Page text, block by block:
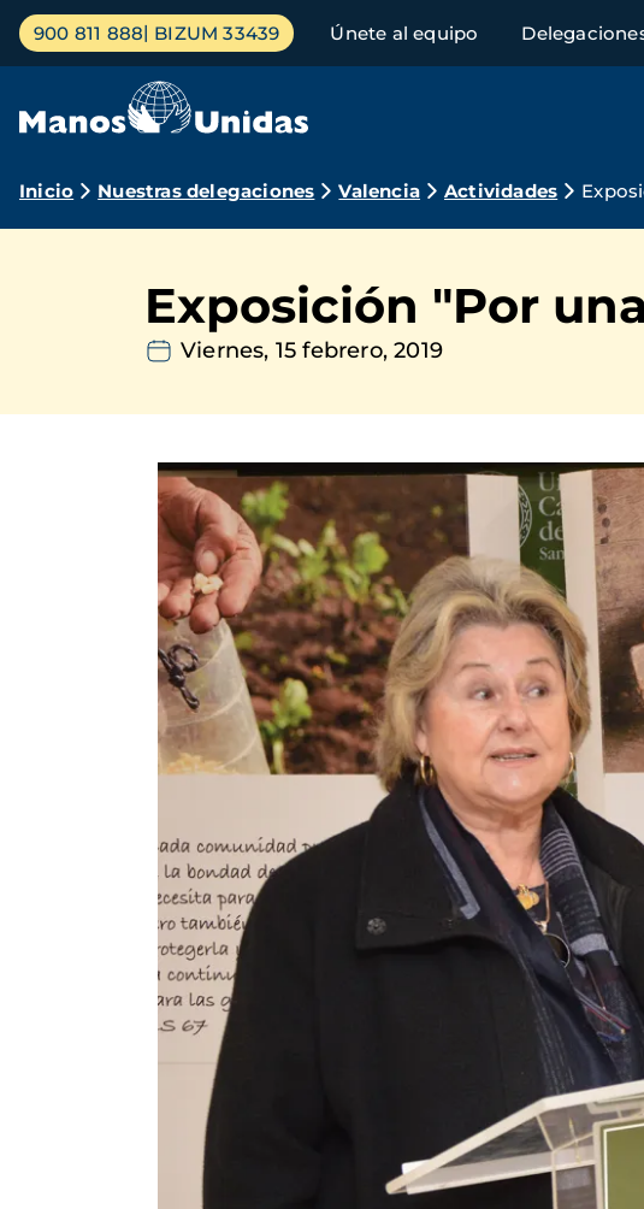
Pasar
contenido
Menú
principal
900 811 888 BIZUM 33439 Únete al equipo
Ruta
navegación
Inicio Nuestras delegaciones Valencia Actividades
Exposición "Por
Viernes, 15 febrero, 2019